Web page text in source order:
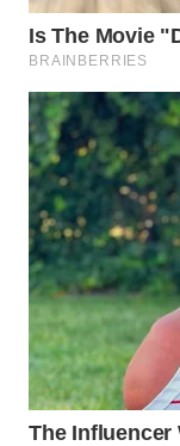
WN
KUNINGAN
WN
MAJALENGKA
WN
SUBANG
WN
SUKABUMI
WN
PURWAKARTA